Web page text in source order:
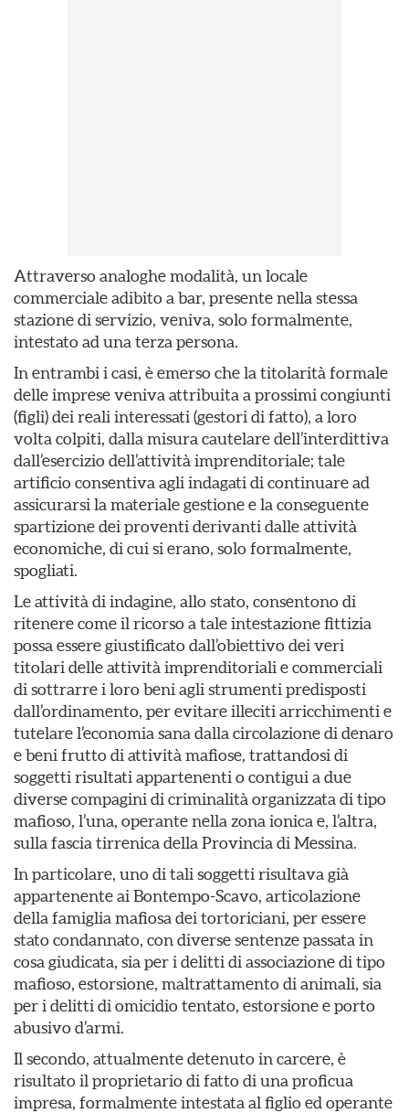
Attraverso analoghe modalità, un locale
commerciale adibito a bar, presente nella stessa
stazione di servizio, veniva, solo formalmente,
intestato ad una terza persona.
In entrambi i casi, è emerso che la titolarità formale
delle imprese veniva attribuita a prossimi congiunti
(figli) dei reali interessati (gestori di fatto), a loro
volta colpiti, dalla misura cautelare dell’interdittiva
dall’esercizio dell’attività imprenditoriale; tale
artificio consentiva agli indagati di continuare ad
assicurarsi la materiale gestione e la conseguente
spartizione dei proventi derivanti dalle attività
economiche, di cui si erano, solo formalmente,
spogliati.
Le attività di indagine, allo stato, consentono di
ritenere come il ricorso a tale intestazione fittizia
possa essere giustificato dall’obiettivo dei veri
titolari delle attività imprenditoriali e commerciali
di sottrarre i loro beni agli strumenti predisposti
dall’ordinamento, per evitare illeciti arricchimenti e
tutelare l’economia sana dalla circolazione di denaro
e beni frutto di attività mafiose, trattandosi di
soggetti risultati appartenenti o contigui a due
diverse compagini di criminalità organizzata di tipo
mafioso, l’una, operante nella zona ionica e, l’altra,
sulla fascia tirrenica della Provincia di Messina.
In particolare, uno di tali soggetti risultava già
appartenente ai Bontempo-Scavo, articolazione
della famiglia mafiosa dei tortoriciani, per essere
stato condannato, con diverse sentenze passata in
cosa giudicata, sia per i delitti di associazione di tipo
mafioso, estorsione, maltrattamento di animali, sia
per i delitti di omicidio tentato, estorsione e porto
abusivo d’armi.
Il secondo, attualmente detenuto in carcere, è
risultato il proprietario di fatto di una proficua
impresa, formalmente intestata al figlio ed operante